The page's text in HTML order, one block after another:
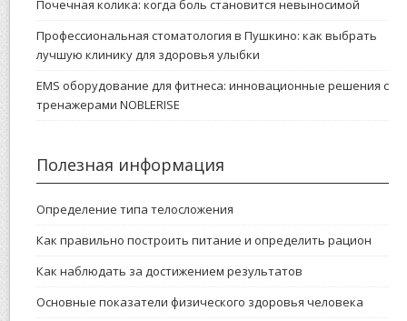
Почечная колика: когда боль становится невыносимой
Профессиональная стоматология в Пушкино: как выбрать
лучшую клинику для здоровья улыбки
EMS оборудование для фитнеса: инновационные решения с
тренажерами NOBLERISE
Полезная информация
Определение типа телосложения
Как правильно построить питание и определить рацион
Как наблюдать за достижением результатов
Основные показатели физического здоровья человека